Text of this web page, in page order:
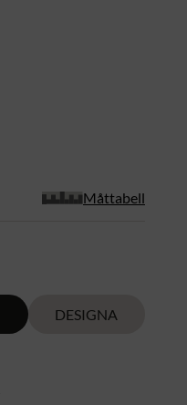
Måttabell
DESIGNA